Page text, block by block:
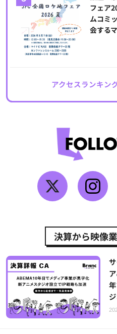
フェア
ムコミ
会する
アクセスランキン
決算から映像